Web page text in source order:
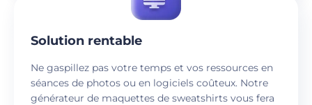
Solution rentable
Ne gaspillez pas votre temps et vos ressources en
séances de photos ou en logiciels coûteux. Notre
générateur de maquettes de sweatshirts vous fera